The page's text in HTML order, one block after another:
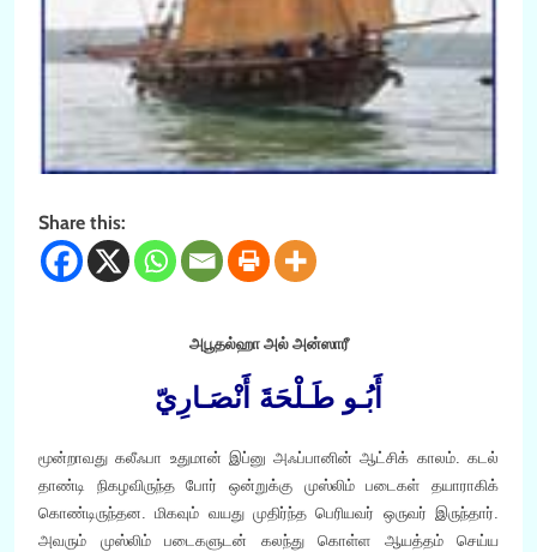
Share this:
அபூதல்ஹா அல் அன்ஸாரீ
‏أَبُـو طَـلْحَةَ أَنْصَـارِيّ
மூன்றாவது கலீஃபா உதுமான் இப்னு அஃப்பானின் ஆட்சிக் காலம். கடல்
தாண்டி நிகழவிருந்த போர் ஒன்றுக்கு முஸ்லிம் படைகள் தயாராகிக்
கொண்டிருந்தன. மிகவும் வயது முதிர்ந்த பெரியவர் ஒருவர் இருந்தார்.
அவரும் முஸ்லிம் படைகளுடன் கலந்து கொள்ள ஆயத்தம் செய்ய